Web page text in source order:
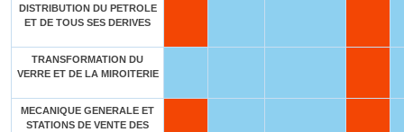
DISTRIBUTION DU PETROLE
ET DE TOUS SES DERIVES
TRANSFORMATION DU
VERRE ET DE LA MIROITERIE
MECANIQUE GENERALE ET
STATIONS DE VENTE DES